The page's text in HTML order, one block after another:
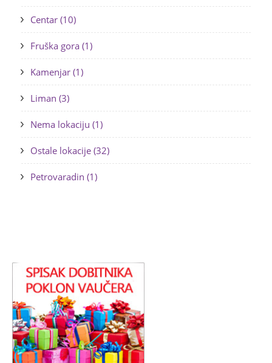
Centar (10)
Fruška gora (1)
Kamenjar (1)
Liman (3)
Nema lokaciju (1)
Ostale lokacije (32)
Petrovaradin (1)